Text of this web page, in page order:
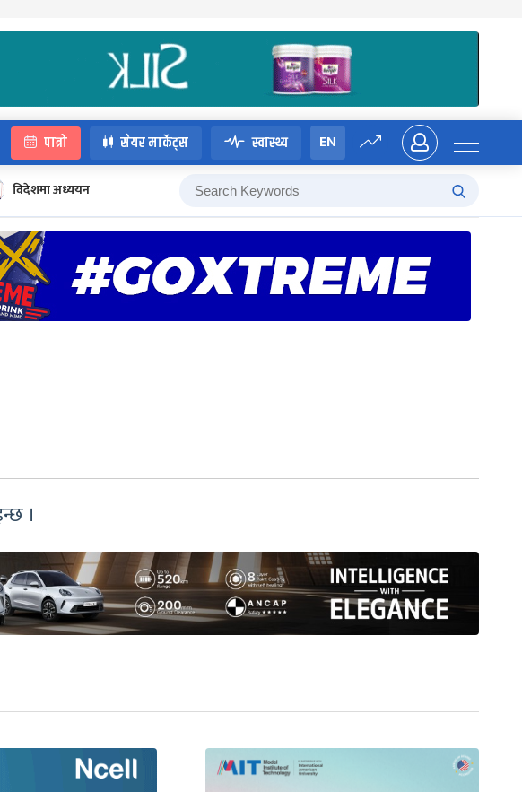
पात्रो सेयर मार्केट्स स्वास्थ्य EN
विदेशमा अध्ययन
।